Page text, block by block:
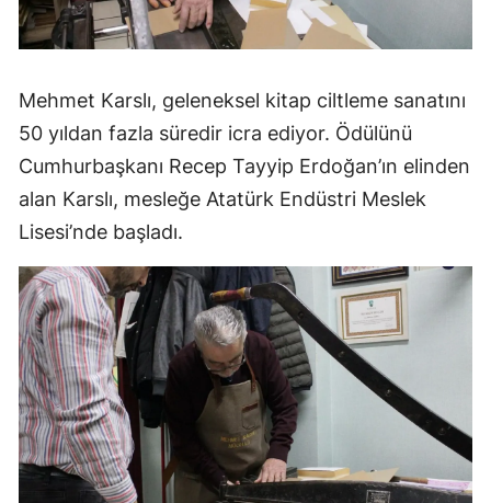
Mehmet Karslı, geleneksel kitap ciltleme sanatını
50 yıldan fazla süredir icra ediyor. Ödülünü
Cumhurbaşkanı Recep Tayyip Erdoğan’ın elinden
alan Karslı, mesleğe Atatürk Endüstri Meslek
Lisesi’nde başladı.